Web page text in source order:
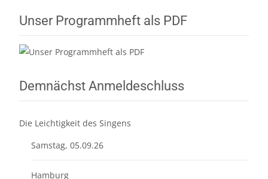
Unser Programmheft als PDF
Demnächst Anmeldeschluss
Die Leichtigkeit des Singens
Samstag, 05.09.26
Hamburg